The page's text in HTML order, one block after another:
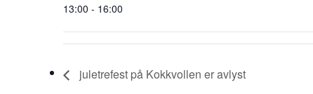
13:00 - 16:00
juletrefest på Kokkvollen er avlyst